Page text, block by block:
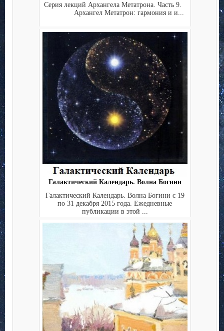
Серия лекций Архангела Метатрона. Часть 9.
Архангел Метатрон: гармония и и...
Галактический Календарь. Волна Богини
Галактический Календарь. Волна Богини с 19
по 31 декабря 2015 года. Ежедневные
публикации в этой ...